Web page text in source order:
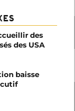
des
des USA
baisse